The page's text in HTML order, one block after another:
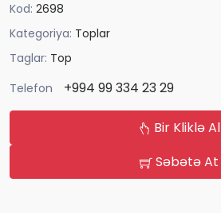
Kod: 2698
Kategoriya: Toplar
Taglar: Top
Telefon
+994 99 334 23 29
Bir Kliklə Al
Səbətə At